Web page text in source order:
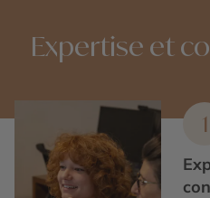
Expertise et
1